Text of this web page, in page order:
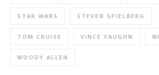
STAR WARS STEVEN SPIELBERG
TOM CRUISE VINCE VAUGHN
WOODY ALLEN